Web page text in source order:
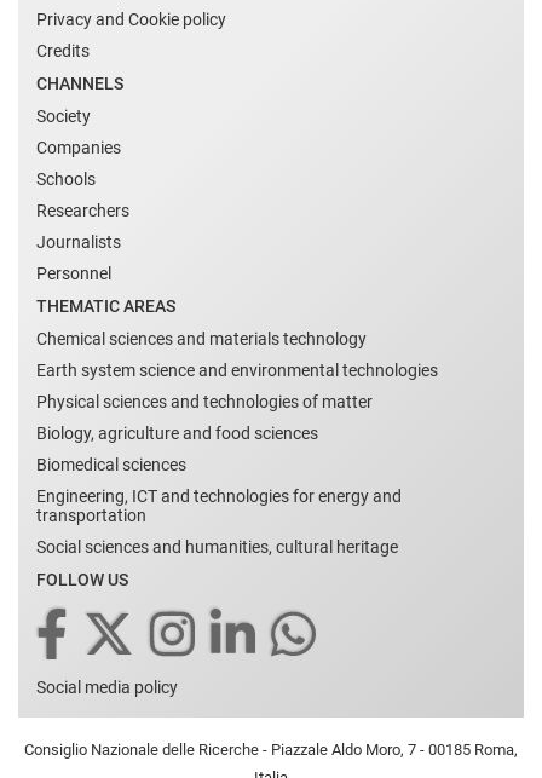
Privacy and Cookie policy
Credits
CHANNELS
Society
Companies
Schools
Researchers
Journalists
Personnel
THEMATIC AREAS
Chemical sciences and materials technology
Earth system science and environmental technologies
Physical sciences and technologies of matter
Biology, agriculture and food sciences
Biomedical sciences
Engineering, ICT and technologies for energy and
transportation
Social sciences and humanities, cultural heritage
FOLLOW US
Social media policy
Consiglio Nazionale delle Ricerche - Piazzale Aldo Moro, 7 - 00185 Roma,